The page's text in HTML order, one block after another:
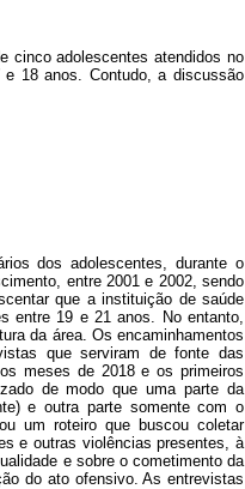
cinco adolescentes atendidos no
18 anos. Contudo, a discussão
dos adolescentes, durante o
entre 2001 e 2002, sendo
que a instituição de saúde
entre 19 e 21 anos. No entanto,
da área. Os encaminhamentos
que serviram de fonte das
meses de 2018 e os primeiros
de modo que uma parte da
e outra parte somente com o
um roteiro que buscou coletar
e outras violências presentes, à
e sobre o cometimento da
do ato ofensivo. As entrevistas